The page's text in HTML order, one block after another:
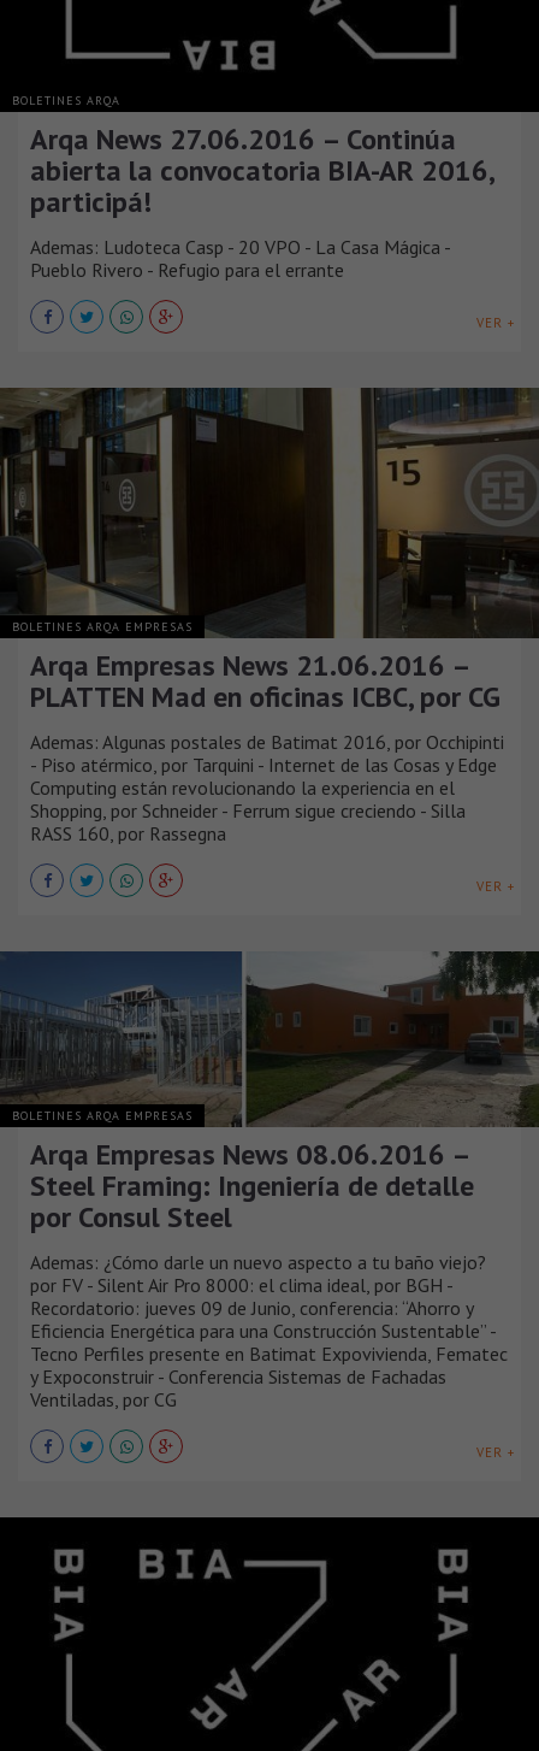
BOLETINES ARQA
Arqa News 27.06.2016 – Continúa
abierta la convocatoria BIA-AR 2016,
participá!
Ademas: Ludoteca Casp - 20 VPO - La Casa Mágica -
Pueblo Rivero - Refugio para el errante
VER +
BOLETINES ARQA EMPRESAS
Arqa Empresas News 21.06.2016 –
PLATTEN Mad en oficinas ICBC, por CG
Ademas: Algunas postales de ‪Batimat 2016‬, por Occhipinti
- Piso atérmico, por Tarquini - Internet de las Cosas y Edge
Computing están revolucionando la experiencia en el
Shopping, por Schneider - Ferrum sigue creciendo - Silla
RASS 160, por Rassegna
VER +
BOLETINES ARQA EMPRESAS
Arqa Empresas News 08.06.2016 –
Steel Framing: Ingeniería de detalle
por Consul Steel
Ademas: ¿Cómo darle un nuevo aspecto a tu baño viejo?
por FV - Silent Air Pro 8000: el clima ideal, por BGH -
Recordatorio: jueves 09 de Junio, conferencia: “Ahorro y
Eficiencia Energética para una Construcción Sustentable” -
Tecno Perfiles presente en Batimat Expovivienda, Fematec
y Expoconstruir - Conferencia Sistemas de Fachadas
Ventiladas, por CG
VER +